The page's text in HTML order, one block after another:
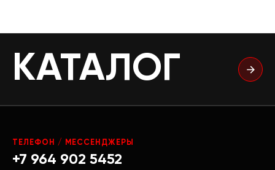
КАТАЛОГ
ТЕЛЕФОН / МЕССЕНДЖЕРЫ
+7 964 902 5452